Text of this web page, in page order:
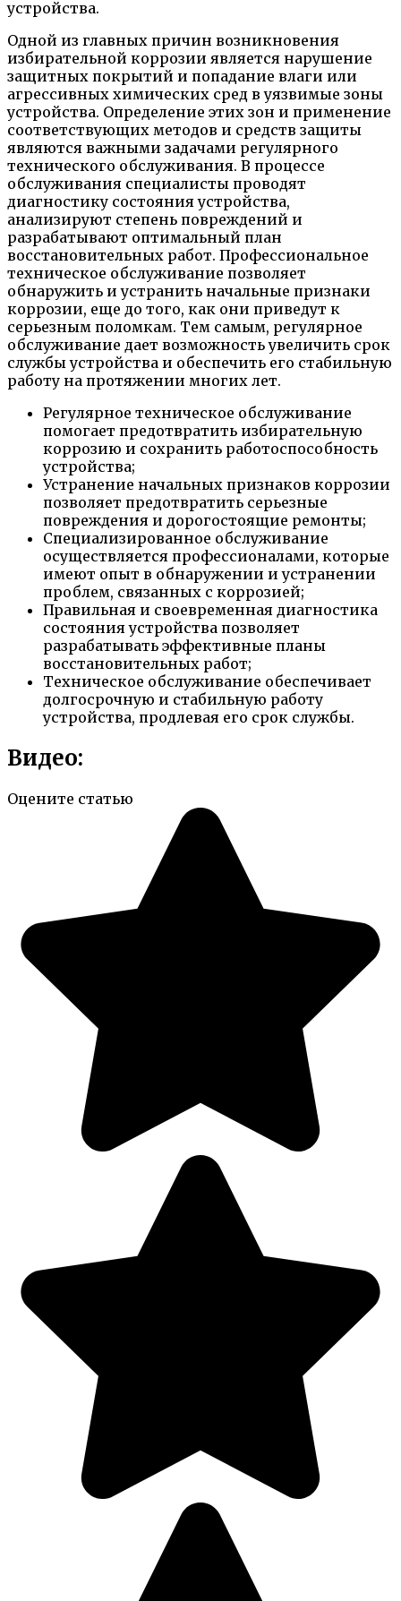
устройства.
Одной из главных причин возникновения
избирательной коррозии является нарушение
защитных покрытий и попадание влаги или
агрессивных химических сред в уязвимые зоны
устройства. Определение этих зон и применение
соответствующих методов и средств защиты
являются важными задачами регулярного
технического обслуживания. В процессе
обслуживания специалисты проводят
диагностику состояния устройства,
анализируют степень повреждений и
разрабатывают оптимальный план
восстановительных работ. Профессиональное
техническое обслуживание позволяет
обнаружить и устранить начальные признаки
коррозии, еще до того, как они приведут к
серьезным поломкам. Тем самым, регулярное
обслуживание дает возможность увеличить срок
службы устройства и обеспечить его стабильную
работу на протяжении многих лет.
Регулярное техническое обслуживание
помогает предотвратить избирательную
коррозию и сохранить работоспособность
устройства;
Устранение начальных признаков коррозии
позволяет предотвратить серьезные
повреждения и дорогостоящие ремонты;
Специализированное обслуживание
осуществляется профессионалами, которые
имеют опыт в обнаружении и устранении
проблем, связанных с коррозией;
Правильная и своевременная диагностика
состояния устройства позволяет
разрабатывать эффективные планы
восстановительных работ;
Техническое обслуживание обеспечивает
долгосрочную и стабильную работу
устройства, продлевая его срок службы.
Видео:
Оцените статью